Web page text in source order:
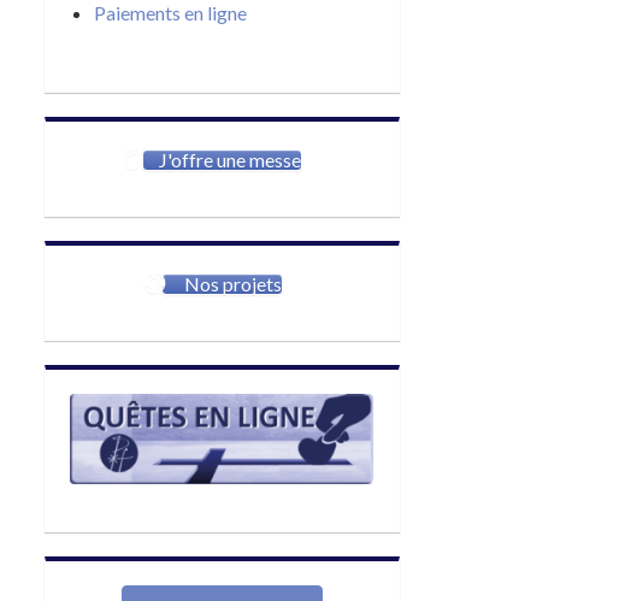
Paiements en ligne
J'offre une messe
Nos projets